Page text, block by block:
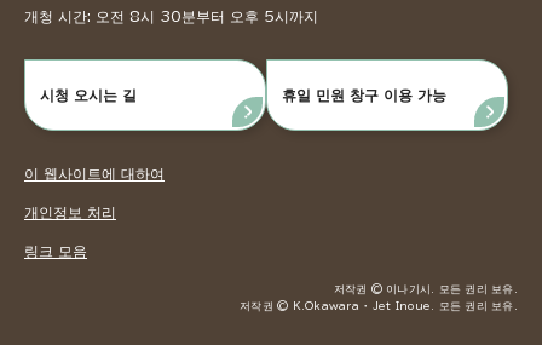
개청 시간: 오전 8시 30분부터 오후 5시까지
시청 오시는 길 휴일 민원 창구 이용 가능
이 웹사이트에 대하여
개인정보 처리
링크 모음
저작권 © 이나기시. 모든 권리 보유.
저작권 © K.Okawara ・ Jet Inoue. 모든 권리 보유.